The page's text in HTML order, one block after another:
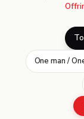
One man /